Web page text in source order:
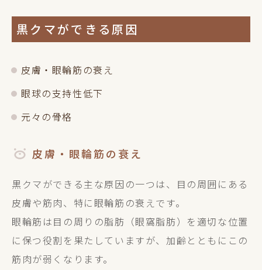
黒クマができる原因
皮膚・眼輪筋の衰え
眼球の支持性低下
元々の骨格
皮膚・眼輪筋の衰え
黒クマができる主な原因の一つは、目の周囲にある
皮膚や筋肉、特に眼輪筋の衰えです。
眼輪筋は目の周りの脂肪（眼窩脂肪）を適切な位置
に保つ役割を果たしていますが、加齢とともにこの
筋肉が弱くなります。